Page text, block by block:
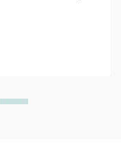
ocho carbonos